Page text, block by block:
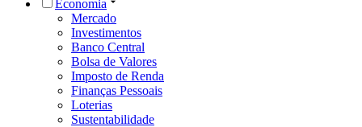
Economia
Mercado
Investimentos
Banco Central
Bolsa de Valores
Imposto de Renda
Finanças Pessoais
Loterias
Sustentabilidade